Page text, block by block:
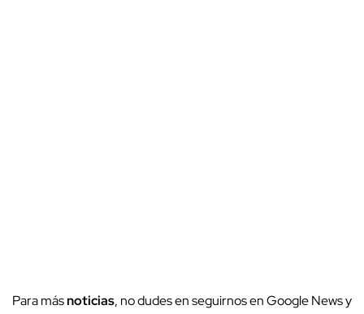
Para másnoticias, no dudes en seguirnos en Google News y